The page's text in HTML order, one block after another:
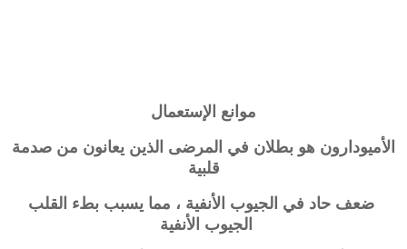
موانع الإستعمال
الأميودارون هو بطلان في المرضى الذين يعانون من صدمة
قلبية
ضعف حاد في الجيوب الأنفية ، مما يسبب بطء القلب
الجيوب الأنفية